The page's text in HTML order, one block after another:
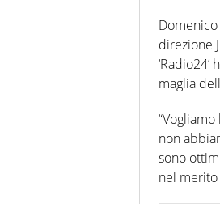
direzione
maglia
non
sono
nel merito